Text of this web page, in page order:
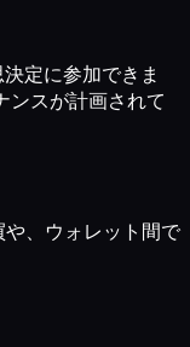
定に参加できま
ンスが計画されて
、ウォレット間で